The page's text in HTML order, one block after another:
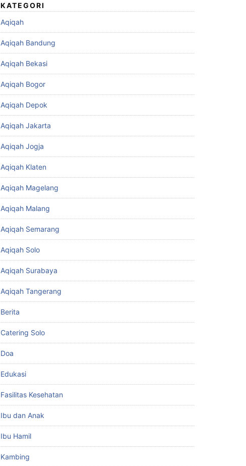
KATEGORI
Aqiqah
Aqiqah Bandung
Aqiqah Bekasi
Aqiqah Bogor
Aqiqah Depok
Aqiqah Jakarta
Aqiqah Jogja
Aqiqah Klaten
Aqiqah Magelang
Aqiqah Malang
Aqiqah Semarang
Aqiqah Solo
Aqiqah Surabaya
Aqiqah Tangerang
Berita
Catering Solo
Doa
Edukasi
Fasilitas Kesehatan
Ibu dan Anak
Ibu Hamil
Kambing